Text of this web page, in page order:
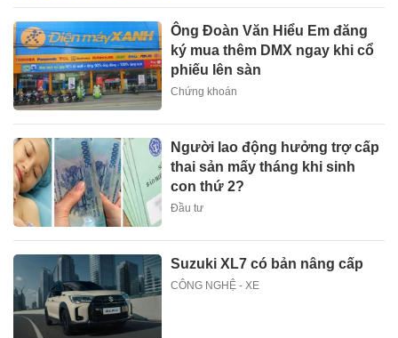
Ông Đoàn Văn Hiểu Em đăng
ký mua thêm DMX ngay khi cổ
phiếu lên sàn
Chứng khoán
Người lao động hưởng trợ cấp
thai sản mấy tháng khi sinh
con thứ 2?
Đầu tư
Suzuki XL7 có bản nâng cấp
CÔNG NGHỆ - XE